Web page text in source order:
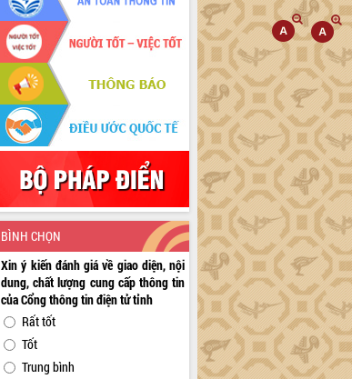
BÌNH CHỌN
Xin ý kiến đánh giá về giao diện, nội
dung, chất lượng cung cấp thông tin
của Cổng thông tin điện tử tỉnh
Rất tốt
Tốt
Trung bình